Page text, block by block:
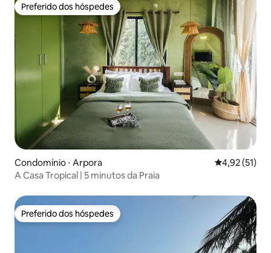
Preferido dos hóspedes
Preferido dos hóspedes
Condomínio ⋅ Arpora 4,92 de uma
4,92 (51)
A Casa Tropical | 5 minutos da Praia
Preferido dos hóspedes
Preferido dos hóspedes